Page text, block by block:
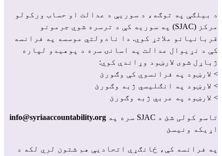
د بیلګې په توګه، د سوریې د عدالت او حساب ورکولو
مرکز (SJAC)
په سوریه کې د ترسره شوي جرمونو
قربانیانو ملاتړ کوي. دا نادولتي موسسه په فرانسه
کې د نړیوال عدالت په اسانۍ سره د پوهیدو لپاره
ژباړل شوی لارښود وړاندې کوي:
> لارښود په فرانسوي کې وګورئ
> لارښود په انګلیسي ژبه وګورئ
> لارښود په عربي ژبه وګورئ
تاسو کولی شئ د SJAC سره په
info@syriaaccountability.org
اړیکه ونیسئ
په فرانسه کې، ځانګړې اتحادیې هم شتون لري لکه د